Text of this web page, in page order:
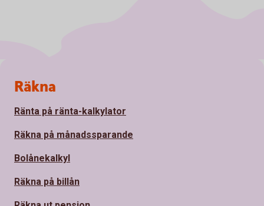
Sidfot
Räkna
Ränta på ränta-kalkylator
Räkna på månadssparande
Bolånekalkyl
Räkna på billån